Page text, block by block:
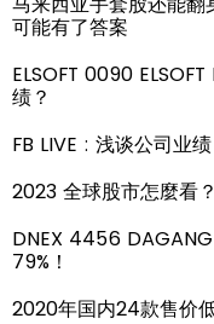
可能有了答案
ELSOFT 0090
绩？
FB LIVE : 浅谈公司
2023 全球股市怎麼看
DNEX 4456
79%！
2020年国内24款售价